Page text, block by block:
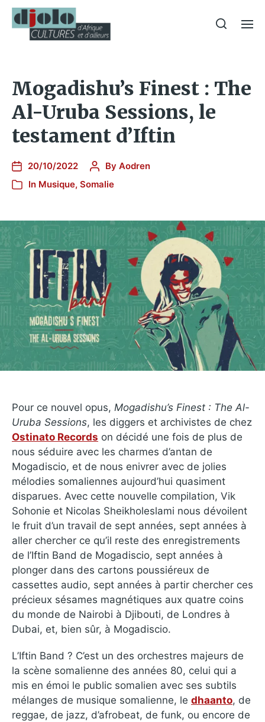
Mogadishu’s Finest : The
Al-Uruba Sessions, le
testament d’Iftin
20/10/2022 By Aodren
In Musique, Somalie
Pour ce nouvel opus, Mogadishu’s Finest : The Al-
Uruba Sessions, les diggers et archivistes de chez
Ostinato Records on décidé une fois de plus de
nous séduire avec les charmes d’antan de
Mogadiscio, et de nous enivrer avec de jolies
mélodies somaliennes aujourd’hui quasiment
disparues. Avec cette nouvelle compilation, Vik
Sohonie et Nicolas Sheikholeslami nous dévoilent
le fruit d’un travail de sept années, sept années à
aller chercher ce qu’il reste des enregistrements
de l’Iftin Band de Mogadiscio, sept années à
plonger dans des cartons poussiéreux de
cassettes audio, sept années à partir chercher ces
précieux sésames magnétiques aux quatre coins
du monde de Nairobi à Djibouti, de Londres à
Dubai, et, bien sûr, à Mogadiscio.
L’Iftin Band ? C’est un des orchestres majeurs de
la scène somalienne des années 80, celui qui a
mis en émoi le public somalien avec ses subtils
mélanges de musique somalienne, le dhaanto, de
reggae, de jazz, d’afrobeat, de funk, ou encore de